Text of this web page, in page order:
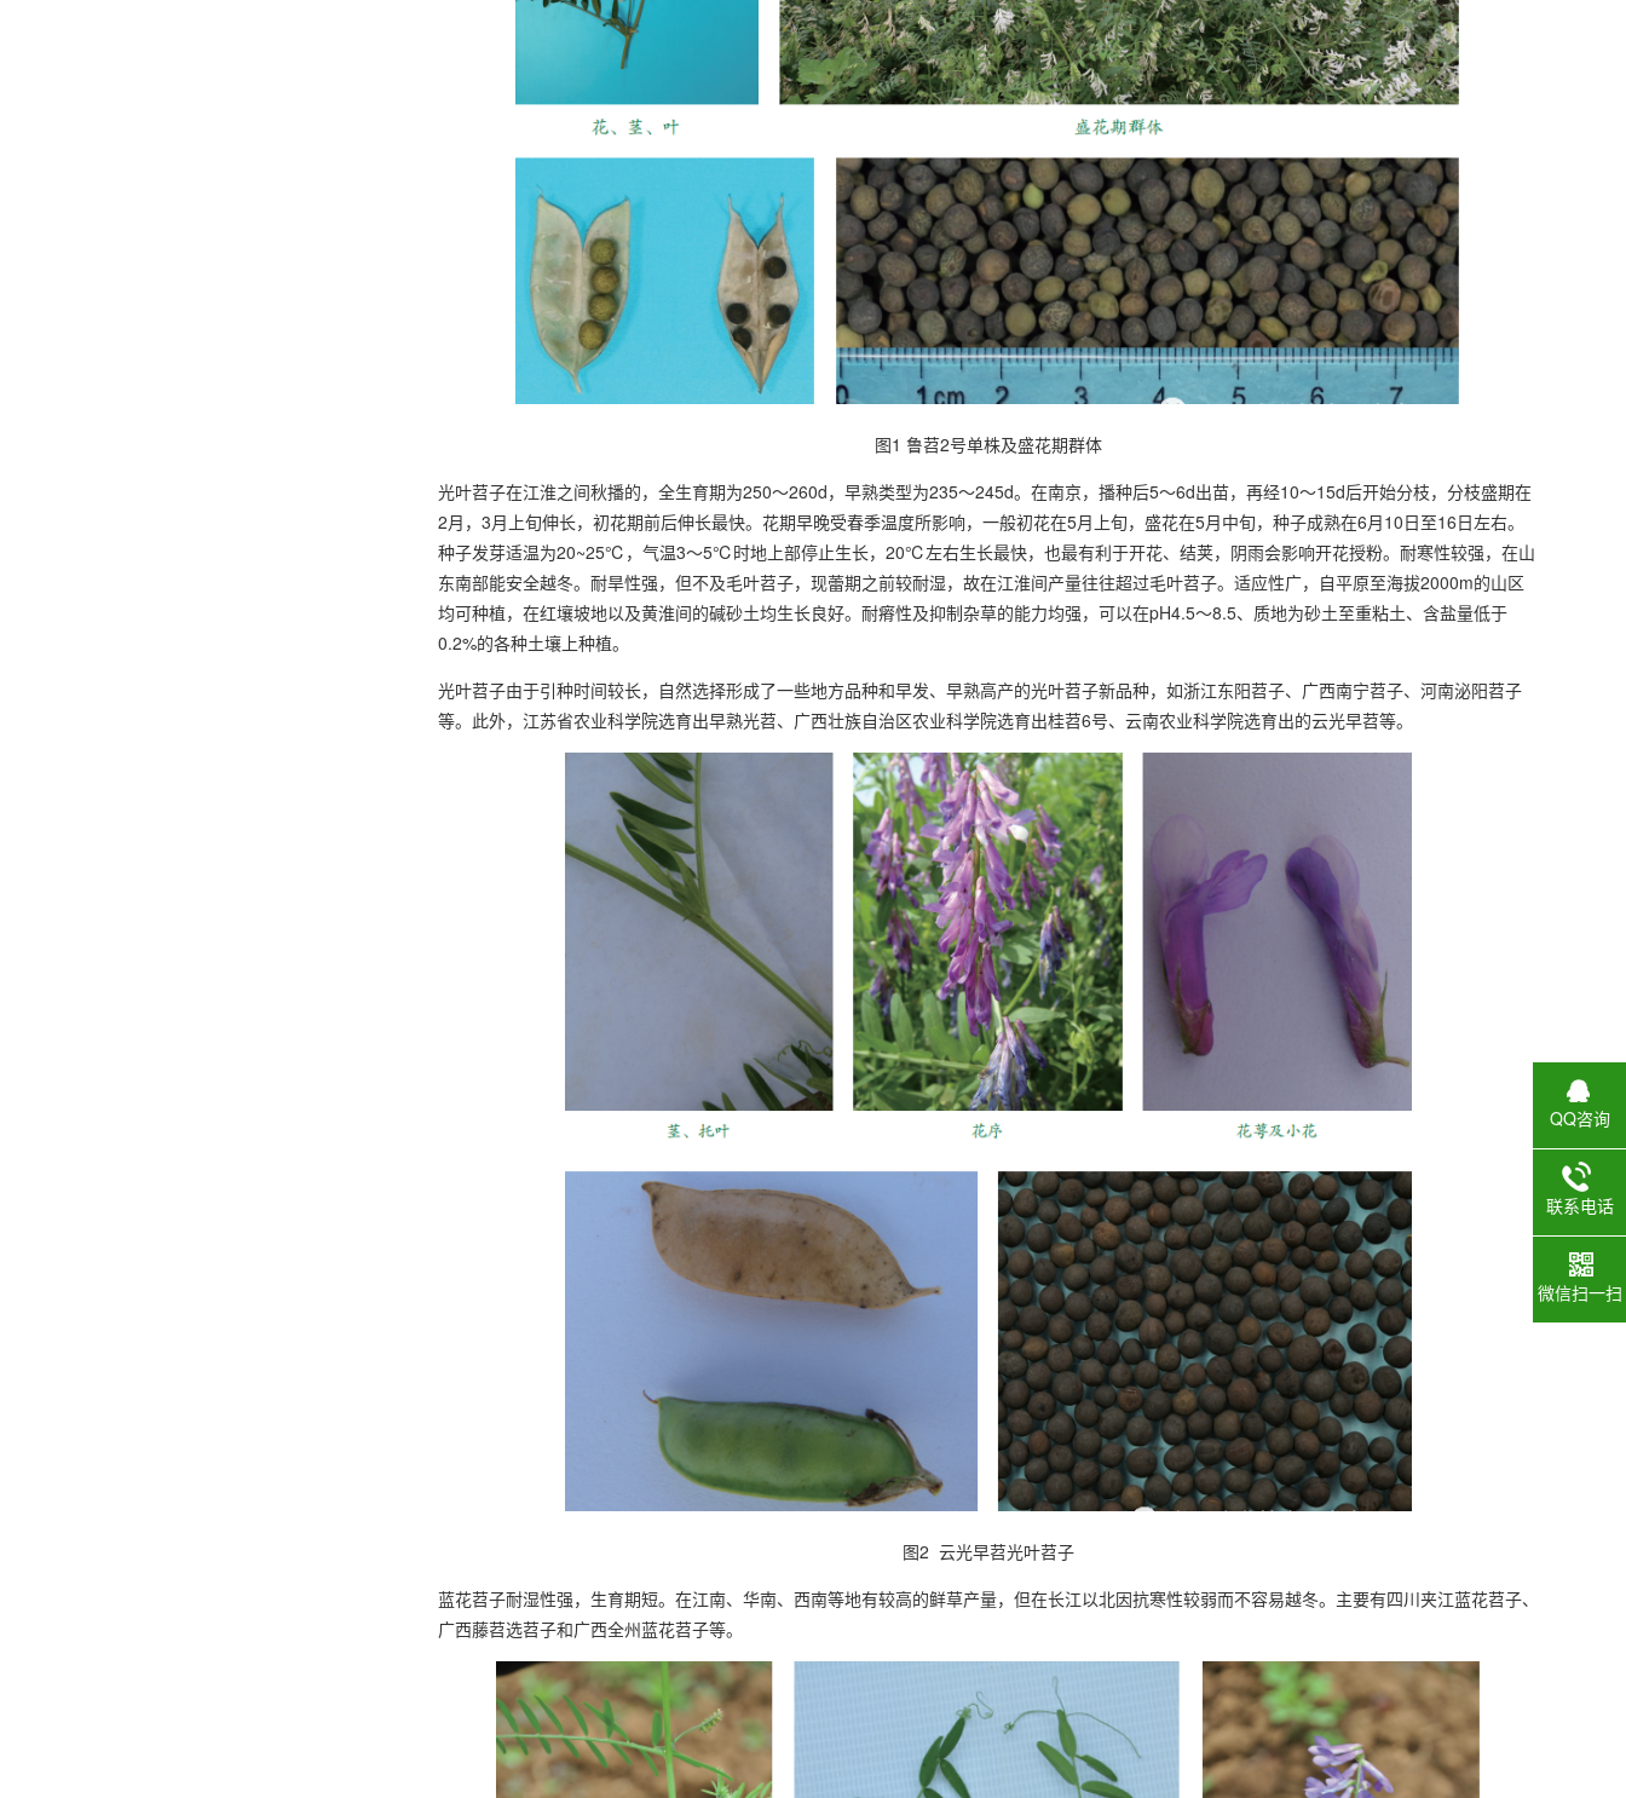
图1 鲁苕2号单株及盛花期群体
光叶苕子在江淮之间秋播的，全生育期为250～260d，早熟类型为235～245d。在南京，播种后5～6d出苗，再经10～15d后开始分枝，分枝盛期在
2月，3月上旬伸长，初花期前后伸长最快。花期早晚受春季温度所影响，一般初花在5月上旬，盛花在5月中旬，种子成熟在6月10日至16日左右。
种子发芽适温为20~25℃，气温3～5℃时地上部停止生长，20℃左右生长最快，也最有利于开花、结荚，阴雨会影响开花授粉。耐寒性较强，在山
东南部能安全越冬。耐旱性强，但不及毛叶苕子，现蕾期之前较耐湿，故在江淮间产量往往超过毛叶苕子。适应性广，自平原至海拔2000m的山区
均可种植，在红壤坡地以及黄淮间的碱砂土均生长良好。耐瘠性及抑制杂草的能力均强，可以在pH4.5～8.5、质地为砂土至重粘土、含盐量低于
0.2%的各种土壤上种植。
光叶苕子由于引种时间较长，自然选择形成了一些地方品种和早发、早熟高产的光叶苕子新品种，如浙江东阳苕子、广西南宁苕子、河南泌阳苕子
等。此外，江苏省农业科学院选育出早熟光苕、广西壮族自治区农业科学院选育出桂苕6号、云南农业科学院选育出的云光早苕等。
图2 云光早苕光叶苕子
蓝花苕子耐湿性强，生育期短。在江南、华南、西南等地有较高的鲜草产量，但在长江以北因抗寒性较弱而不容易越冬。主要有四川夹江蓝花苕子、
广西藤苕选苕子和广西全州蓝花苕子等。
QQ咨询
联系电话
微信扫一扫